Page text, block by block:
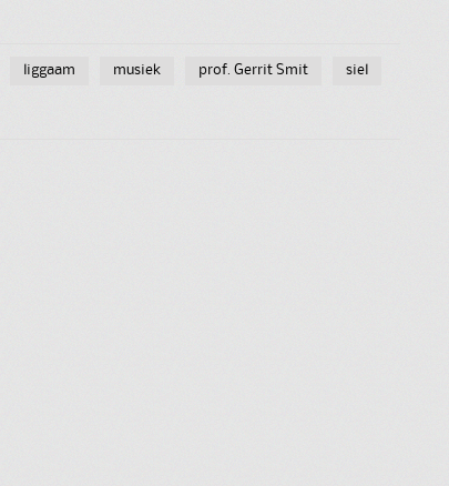
liggaam musiek prof. Gerrit Smit siel